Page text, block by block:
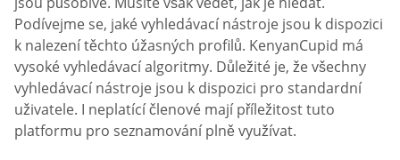
Podívejme se, jaké vyhledávací nástroje jsou k dispozici
k nalezení těchto úžasných profilů. KenyanCupid má
vysoké vyhledávací algoritmy. Důležité je, že všechny
vyhledávací nástroje jsou k dispozici pro standardní
uživatele. I neplatící členové mají příležitost tuto
platformu pro seznamování plně využívat.